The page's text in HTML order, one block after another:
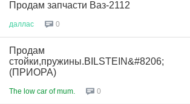
Продам запчасти Ваз-2112
даллас 0
Продам
стойки,пружины.BILSTEIN&#8206;
(ПРИОРА)
The low car of mum. 0